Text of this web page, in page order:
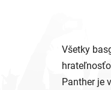
Všetky
Panther je